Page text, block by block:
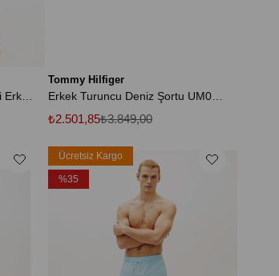
Dover 8 Inc Swim Shop Mavi Erkek Şort
Tommy Hilfiger
Erkek Turuncu Deniz Şortu UM0UM03491 0JH
₺2.501,85₺3.849,00
Ücretsiz Kargo
%35